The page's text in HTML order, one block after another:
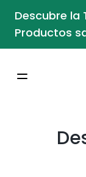
Descubre la
Productos